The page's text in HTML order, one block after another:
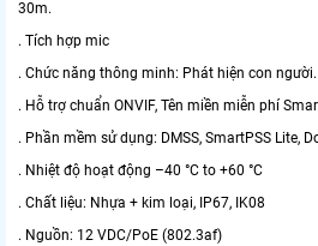
30m.
. Tích hợp mic
. Chức năng thông minh: Phát hiện con người.
. Hỗ trợ chuẩn ONVIF, Tên miền miễn phí
. Phần mềm sử dụng: DMSS, SmartPSS Lite,
. Nhiệt độ hoạt động –40 °C to +60 °C
. Chất liệu: Nhựa + kim loại, IP67, IK08
. Nguồn: 12 VDC/PoE (802.3af)